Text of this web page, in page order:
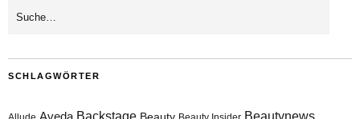
SCHLAGWÖRTER
Aveda Backstage Beautynews